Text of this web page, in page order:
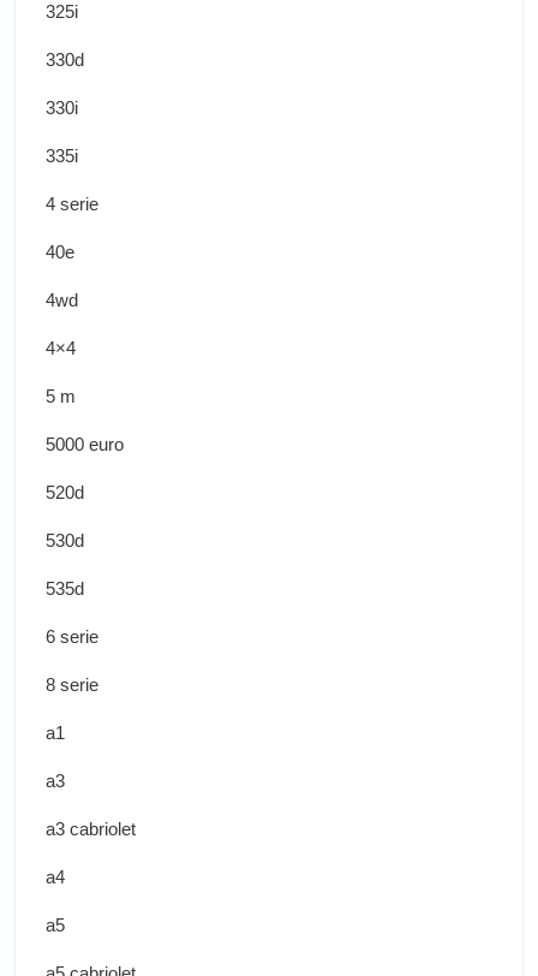
325i
330d
330i
335i
4 serie
40e
4wd
4×4
5 m
5000 euro
520d
530d
535d
6 serie
8 serie
a1
a3
a3 cabriolet
a4
a5